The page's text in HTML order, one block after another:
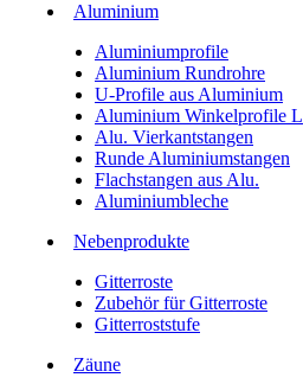
Aluminium
Aluminiumprofile
Aluminium Rundrohre
U-Profile aus Aluminium
Aluminium Winkelprofile L
Alu. Vierkantstangen
Runde Aluminiumstangen
Flachstangen aus Alu.
Aluminiumbleche
Nebenprodukte
Gitterroste
Zubehör für Gitterroste
Gitterroststufe
Zäune